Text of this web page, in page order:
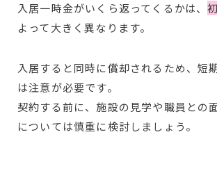
入居一時金がいくら返ってくるかは、
よって大きく異なります。
入居すると同時に償却されるため、短
は注意が必要です。
契約する前に、施設の見学や職員との
については慎重に検討しましょう。